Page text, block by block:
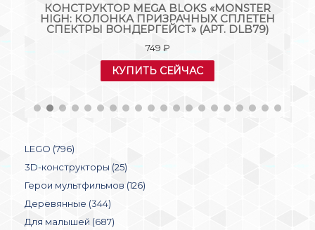
КОНСТРУКТОР MEGA BLOKS «MONSTER
HIGH: КОЛОНКА ПРИЗРАЧНЫХ СПЛЕТЕН
СПЕКТРЫ ВОНДЕРГЕЙСТ» (АРТ. DLB79)
749 ₽
КУПИТЬ СЕЙЧАС
LEGO (796)
3D-конструкторы (25)
Герои мультфильмов (126)
Деревянные (344)
Для малышей (687)